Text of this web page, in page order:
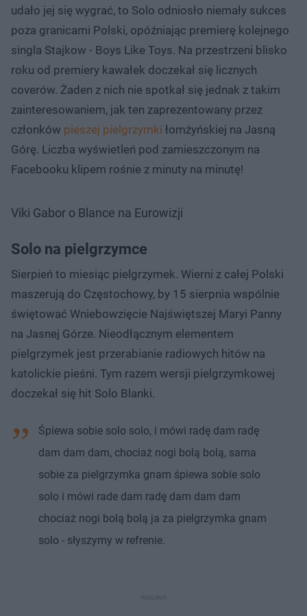
udało jej się wygrać, to Solo odniosło niemały sukces
poza granicami Polski, opóźniając premierę kolejnego
singla Stajkow - Boys Like Toys. Na przestrzeni blisko
roku od premiery kawałek doczekał się licznych
coverów. Żaden z nich nie spotkał się jednak z takim
zainteresowaniem, jak ten zaprezentowany przez
członków pieszej pielgrzymki łomżyńskiej na Jasną
Górę. Liczba wyświetleń pod zamieszczonym na
Facebooku klipem rośnie z minuty na minutę!
Viki Gabor o Blance na Eurowizji
Solo na pielgrzymce
Sierpień to miesiąc pielgrzymek. Wierni z całej Polski
maszerują do Częstochowy, by 15 sierpnia wspólnie
świętować Wniebowzięcie Najświętszej Maryi Panny
na Jasnej Górze. Nieodłącznym elementem
pielgrzymek jest przerabianie radiowych hitów na
katolickie pieśni. Tym razem wersji pielgrzymkowej
doczekał się hit Solo Blanki.
Śpiewa sobie solo solo, i mówi radę dam radę
dam dam dam, chociaż nogi bolą bolą, sama
sobie za pielgrzymka gnam śpiewa sobie solo
solo i mówi rade dam radę dam dam dam
chociaż nogi bolą bolą ja za pielgrzymka gnam
solo - słyszymy w refrenie.